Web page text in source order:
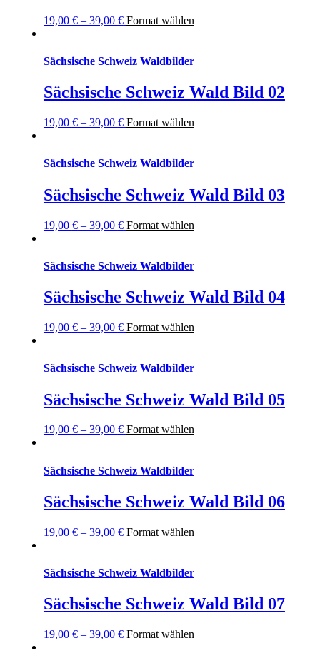
19,00 €– 39,00 € Format wählen
Sächsische Schweiz Waldbilder
Sächsische Schweiz Wald Bild 02
19,00 €– 39,00 € Format wählen
Sächsische Schweiz Waldbilder
Sächsische Schweiz Wald Bild 03
19,00 €– 39,00 € Format wählen
Sächsische Schweiz Waldbilder
Sächsische Schweiz Wald Bild 04
19,00 €– 39,00 € Format wählen
Sächsische Schweiz Waldbilder
Sächsische Schweiz Wald Bild 05
19,00 €– 39,00 € Format wählen
Sächsische Schweiz Waldbilder
Sächsische Schweiz Wald Bild 06
19,00 €– 39,00 € Format wählen
Sächsische Schweiz Waldbilder
Sächsische Schweiz Wald Bild 07
19,00 €– 39,00 € Format wählen